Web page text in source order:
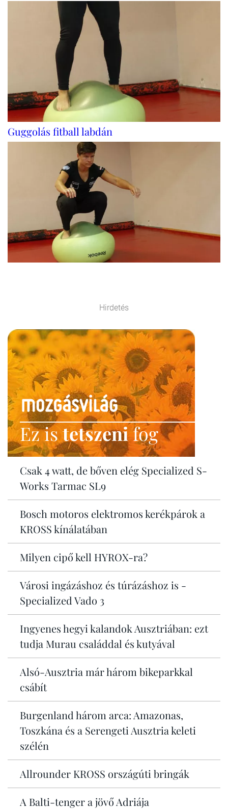
Guggolás fitball labdán
Hirdetés
Ez istetszenifog
Csak 4 watt, de bőven elég Specialized S-
Works Tarmac SL9
Bosch motoros elektromos kerékpárok a
KROSS kínálatában
Milyen cipő kell HYROX-ra?
Városi ingázáshoz és túrázáshoz is -
Specialized Vado 3
Ingyenes hegyi kalandok Ausztriában: ezt
tudja Murau családdal és kutyával
Alsó-Ausztria már három bikeparkkal
csábít
Burgenland három arca: Amazonas,
Toszkána és a Serengeti Ausztria keleti
szélén
Allrounder KROSS országúti bringák
A Balti-tenger a jövő Adriája